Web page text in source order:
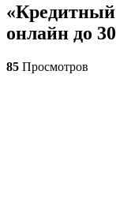
онлайн до
85 Просмотров